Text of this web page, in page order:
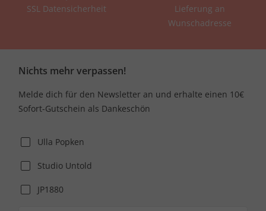
SSL Datensicherheit
Lieferung an
Wunschadresse
Nichts mehr verpassen!
Melde dich für den Newsletter an und erhalte einen 10€
Sofort-Gutschein als Dankeschön
Ulla Popken
Studio Untold
JP1880